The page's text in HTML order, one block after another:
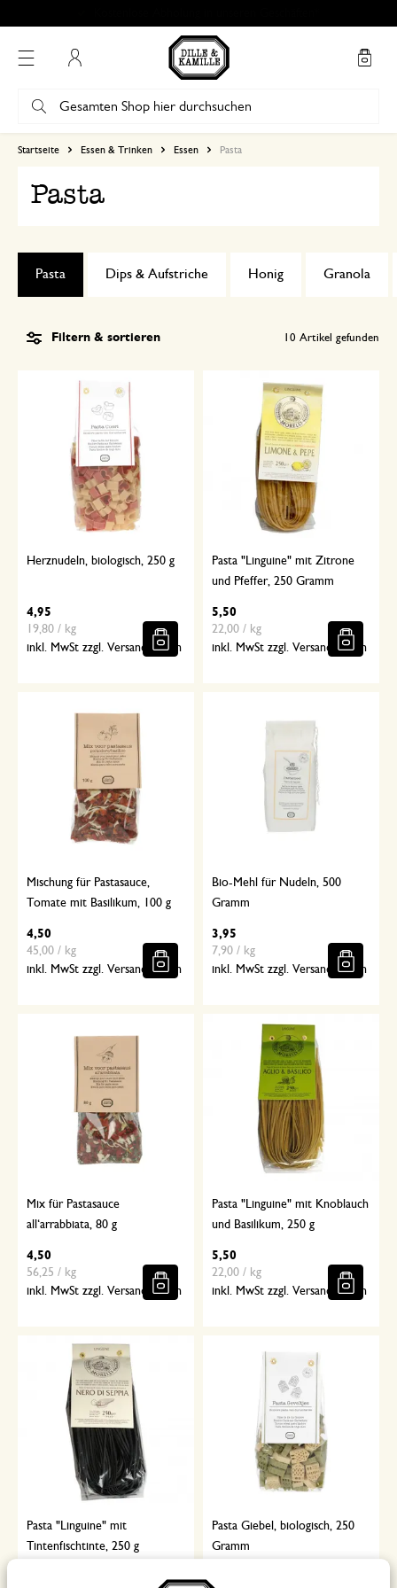
Startseite Essen & Trinken Essen Pasta
Pasta
Dips & Aufstriche
Pasta Honig Granola
Filtern & sortieren 10 Artikel gefunden
Herznudeln, biologisch, 250 g
4,95
19,80 / kg
inkl. MwSt zzgl. Versandkosten
Pasta "Linguine" mit Zitrone
und Pfeffer, 250 Gramm
5,50
22,00 / kg
inkl. MwSt zzgl. Versandkosten
Mischung für Pastasauce,
Tomate mit Basilikum, 100 g
4,50
45,00 / kg
inkl. MwSt zzgl. Versandkosten
Bio-Mehl für Nudeln, 500
Gramm
3,95
7,90 / kg
inkl. MwSt zzgl. Versandkosten
Mix für Pastasauce
all‘arrabbiata, 80 g
4,50
56,25 / kg
inkl. MwSt zzgl. Versandkosten
Pasta "Linguine" mit Knoblauch
und Basilikum, 250 g
5,50
22,00 / kg
inkl. MwSt zzgl. Versandkosten
Pasta "Linguine" mit
Tintenfischtinte, 250 g
Pasta Giebel, biologisch, 250
Gramm